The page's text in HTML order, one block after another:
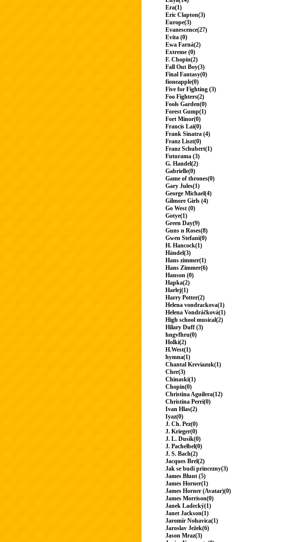
Era(1)
Eric Clapton(3)
Europe(3)
Evanescence(27)
Evita (0)
Ewa Farná(2)
Extreme (0)
F. Chopin(2)
Fall Out Boy(3)
Final Fantasy(0)
fioneapple(0)
Five for Fighting (3)
Foo Fighters(2)
Fools Garden(0)
Forest Gump(1)
Fort Minor(0)
Francis Lai(0)
Frank Sinatra (4)
Franz Liszt(0)
Franz Schubert(1)
Futurama (3)
G. Handel(2)
Gabrielle(0)
Game of thrones(0)
Gary Jules(1)
George Michael(4)
Gilmore Girls (4)
Go West (0)
Gotye(1)
Green Day(9)
Guns n Roses(8)
Gwen Stefani(0)
H. Hancock(1)
Händel(3)
Hans zimmer(1)
Hans Zimmer(6)
Hanson (0)
Hapka(2)
Harlej(1)
Harry Potter(2)
Helena vondrackova(1)
Helena Vondráčková(1)
High school musical(2)
Hilary Duff (3)
hngvfhru(0)
Holki(2)
H.West(1)
hymna(1)
Chantal Kreviazuk(1)
Cher(3)
Chinaski(1)
Chopin(0)
Christina Aguilera(12)
Christina Perri(0)
Ivan Hlas(2)
Iyaz(0)
J. Ch. Pez(0)
J. Krieger(0)
J. L. Dusík(0)
J. Pachelbel(0)
J. S. Bach(2)
Jacques Brel(2)
Jak se budí princezny(3)
James Blunt (5)
James Horner(1)
James Horner (Avatar)(0)
James Morrison(0)
Janek Ladecký(1)
Janet Jackson(1)
Jaromír Nohavica(1)
Jaroslav Ježek(6)
Jason Mraz(3)